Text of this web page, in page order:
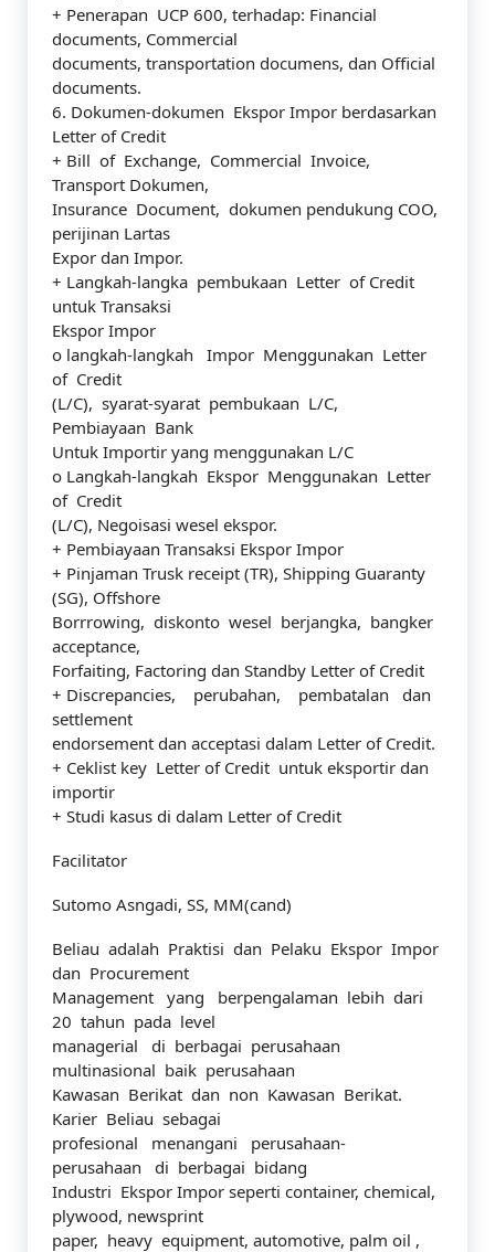
+ Penerapan UCP 600, terhadap: Financial
documents, Commercial
documents, transportation documens, dan Official
documents.
6. Dokumen-dokumen Ekspor Impor berdasarkan
Letter of Credit
+ Bill of Exchange, Commercial Invoice,
Transport Dokumen,
Insurance Document, dokumen pendukung COO,
perijinan Lartas
Expor dan Impor.
+ Langkah-langka pembukaan Letter of Credit
untuk Transaksi
Ekspor Impor
o langkah-langkah Impor Menggunakan Letter
of Credit
(L/C), syarat-syarat pembukaan L/C,
Pembiayaan Bank
Untuk Importir yang menggunakan L/C
o Langkah-langkah Ekspor Menggunakan Letter
of Credit
(L/C), Negoisasi wesel ekspor.
+ Pembiayaan Transaksi Ekspor Impor
+ Pinjaman Trusk receipt (TR), Shipping Guaranty
(SG), Offshore
Borrrowing, diskonto wesel berjangka, bangker
acceptance,
Forfaiting, Factoring dan Standby Letter of Credit
+ Discrepancies, perubahan, pembatalan dan
settlement
endorsement dan acceptasi dalam Letter of Credit.
+ Ceklist key Letter of Credit untuk eksportir dan
importir
+ Studi kasus di dalam Letter of Credit
Facilitator
Sutomo Asngadi, SS, MM(cand)
Beliau adalah Praktisi dan Pelaku Ekspor Impor
dan Procurement
Management yang berpengalaman lebih dari
20 tahun pada level
managerial di berbagai perusahaan
multinasional baik perusahaan
Kawasan Berikat dan non Kawasan Berikat.
Karier Beliau sebagai
profesional menangani perusahaan-
perusahaan di berbagai bidang
Industri Ekspor Impor seperti container, chemical,
plywood, newsprint
paper, heavy equipment, automotive, palm oil ,